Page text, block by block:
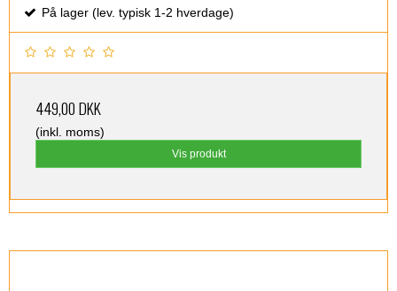
På lager (lev. typisk 1-2 hverdage)
449,00 DKK
(inkl. moms)
Vis produkt